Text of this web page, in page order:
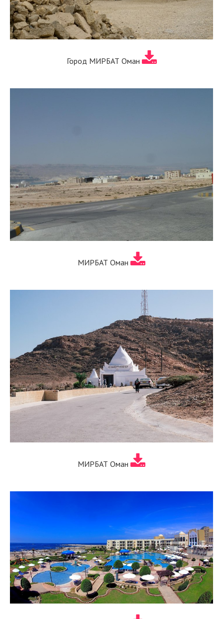
Город МИРБАТ Оман
МИРБАТ Оман
МИРБАТ Оман